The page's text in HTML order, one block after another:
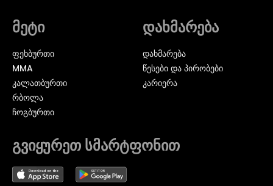
მეტი
ᲤᲔᲮᲑᲣᲠᲗᲘ
MMA
ᲙᲐᲚᲐᲗᲑᲣᲠᲗᲘ
ᲠᲑᲝᲚᲐ
ᲩᲝᲒᲑᲣᲠᲗᲘ
დახმარება
დახმარება
წესები და პირობები
კარიერა
გვიყურეთ სმარტფონით